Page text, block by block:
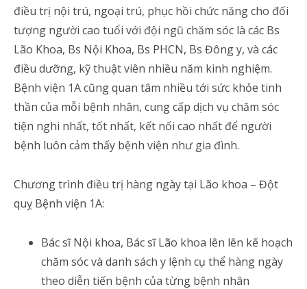
điều trị nội trú, ngoại trú, phục hồi chức năng cho đối
tượng người cao tuổi với đội ngũ chăm sóc là các Bs
Lão Khoa, Bs Nội Khoa, Bs PHCN, Bs Đông y, và các
điều dưỡng, kỹ thuật viên nhiều năm kinh nghiệm.
Bệnh viện 1A cũng quan tâm nhiều tới sức khỏe tinh
thần của mỗi bệnh nhân, cung cấp dịch vụ chăm sóc
tiện nghi nhất, tốt nhất, kết nối cao nhất để người
bệnh luôn cảm thấy bệnh viện như gia đình.
Chương trình điều trị hàng ngày tại Lão khoa – Đột
quỵ Bệnh viện 1A:
Bác sĩ Nội khoa, Bác sĩ Lão khoa lên lên kế hoạch
chăm sóc và danh sách y lệnh cụ thể hàng ngày
theo diễn tiến bệnh của từng bệnh nhân